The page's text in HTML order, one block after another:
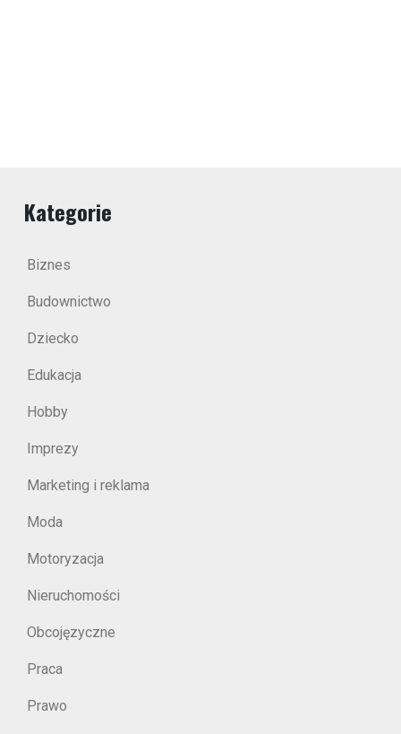
Kategorie
Biznes
Budownictwo
Dziecko
Edukacja
Hobby
Imprezy
Marketing i reklama
Moda
Motoryzacja
Nieruchomości
Obcojęzyczne
Praca
Prawo